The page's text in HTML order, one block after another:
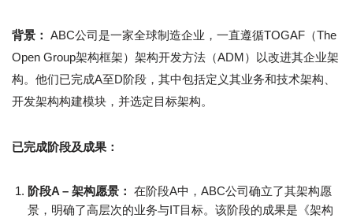
背景： ABC公司是一家全球制造企业，一直遵循TOGAF（The
Open Group架构框架）架构开发方法（ADM）以改进其企业架
构。他们已完成A至D阶段，其中包括定义其业务和技术架构、
开发架构构建模块，并选定目标架构。
已完成阶段及成果：
阶段A – 架构愿景： 在阶段A中，ABC公司确立了其架构愿
景，明确了高层次的业务与IT目标。该阶段的成果是《架构